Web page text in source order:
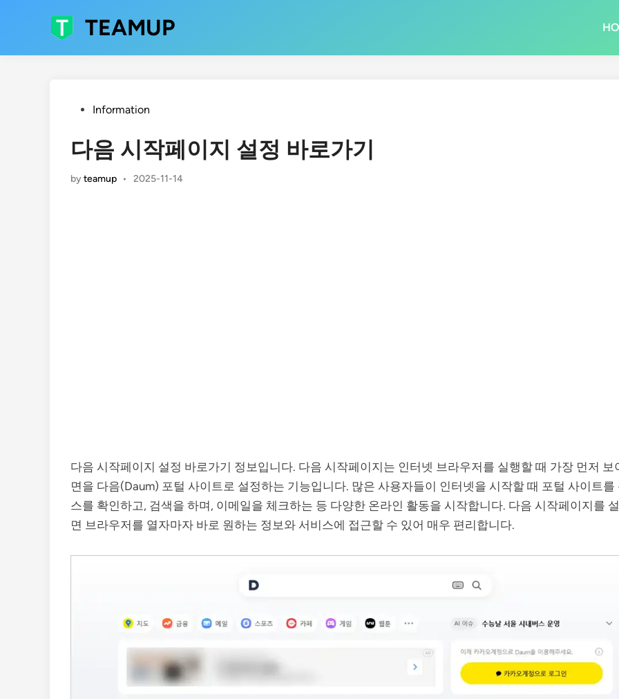
TEAMUP
PostedInformation
다음 시작페이지 설정 바로가기
byteamup • 2025-11-14
다음 시작페이지 설정 바로가기 정보입니다. 다음 시작페이지는 인터넷 브라우저를 실행할 때 가장 먼저 보
면을 다음(Daum) 포털 사이트로 설정하는 기능입니다. 많은 사용자들이 인터넷을 시작할 때 포털 사이트를
스를 확인하고, 검색을 하며, 이메일을 체크하는 등 다양한 온라인 활동을 시작합니다. 다음 시작페이지를
면 브라우저를 열자마자 바로 원하는 정보와 서비스에 접근할 수 있어 매우 편리합니다.